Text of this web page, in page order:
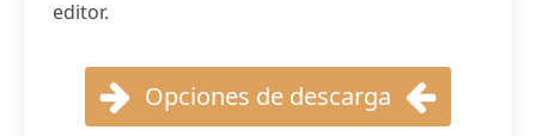
editor.
Opciones de descarga